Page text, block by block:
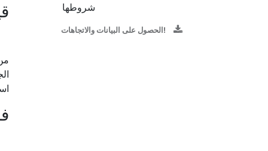
شروطها
الحصول على البيانات والاتجاهات!